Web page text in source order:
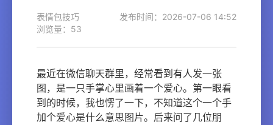
表情包技巧
发布时间：2026-07-06 14:52
浏览量：53
最近在微信聊天群里，经常看到有人发一张
图，是一只手掌心里画着一个爱心。第一眼看
到的时候，我也愣了一下，不知道这个一个手
加个爱心是什么意思图片。后来问了几位朋